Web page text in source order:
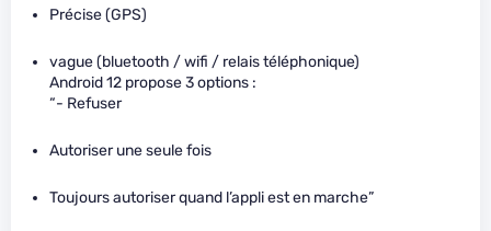
Précise (GPS)
vague (bluetooth / wifi / relais téléphonique)
Android 12 propose 3 options :
“- Refuser
Autoriser une seule fois
Toujours autoriser quand l’appli est en marche”